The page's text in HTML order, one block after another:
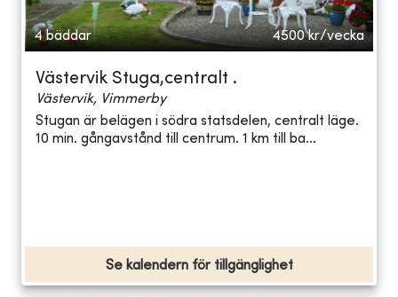
4 bäddar 4500 kr/vecka
Västervik Stuga,centralt .
Västervik, Vimmerby
Stugan är belägen i södra statsdelen, centralt läge.
10 min. gångavstånd till centrum. 1 km till ba...
Se kalendern för tillgänglighet